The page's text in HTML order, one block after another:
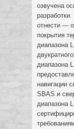
озвучена
отнести —
покрытия
диапазона
диапазона
навигации
SBAS и
диапазона